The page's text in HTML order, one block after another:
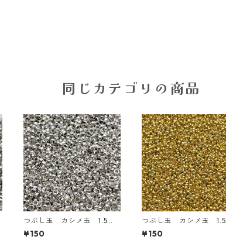
同じカテゴリの商品
つぶし玉 カシメ玉 1.5
㎜ シルバー【AP-cb-1.5
ｓ】
¥150
つぶし玉 カシメ玉 1.5
㎜ ゴールド【AP-cb-1.5
ｇ】
¥150